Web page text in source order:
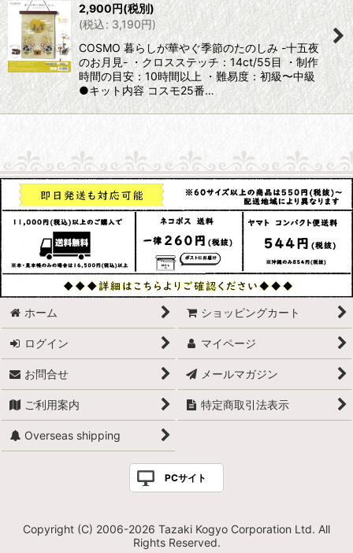
2,900円(税別)
(税込: 3,190円)
COSMO 暮らしが華やぐ季節のたのしみ -十五夜
のお月見- ・クロスステッチ：14ct/55目 ・制作
時間の目安：10時間以上 ・難易度：初級〜中級
●キット内容 コスモ25番…
ホーム ショッピングカート
ログイン マイページ
お問合せ メールマガジン
ご利用案内 特定商取引法表示
Overseas shipping
PCサイト
Copyright (C) 2006-2026 Tazaki Kogyo Corporation Ltd. All
Rights Reserved.